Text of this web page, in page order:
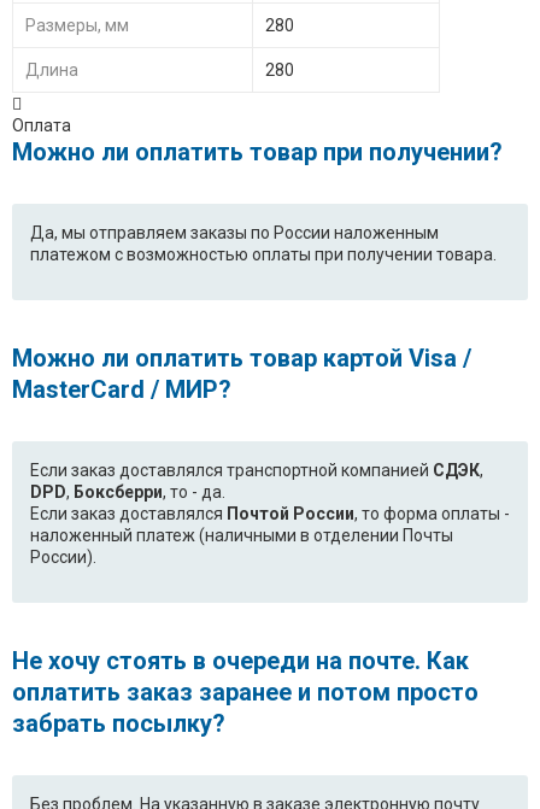
Размеры, мм 280
Длина 280
Оплата
Можно ли оплатить товар при получении?
Да, мы отправляем заказы по России наложенным
платежом с возможностью оплаты при получении товара.
Можно ли оплатить товар картой Visa /
MasterCard / МИР?
Если заказ доставлялся транспортной компанией СДЭК,
DPD, Боксберри, то - да.
Если заказ доставлялся Почтой России, то форма оплаты -
наложенный платеж (наличными в отделении Почты
России).
Не хочу стоять в очереди на почте. Как
оплатить заказ заранее и потом просто
забрать посылку?
Без проблем. На указанную в заказе электронную почту